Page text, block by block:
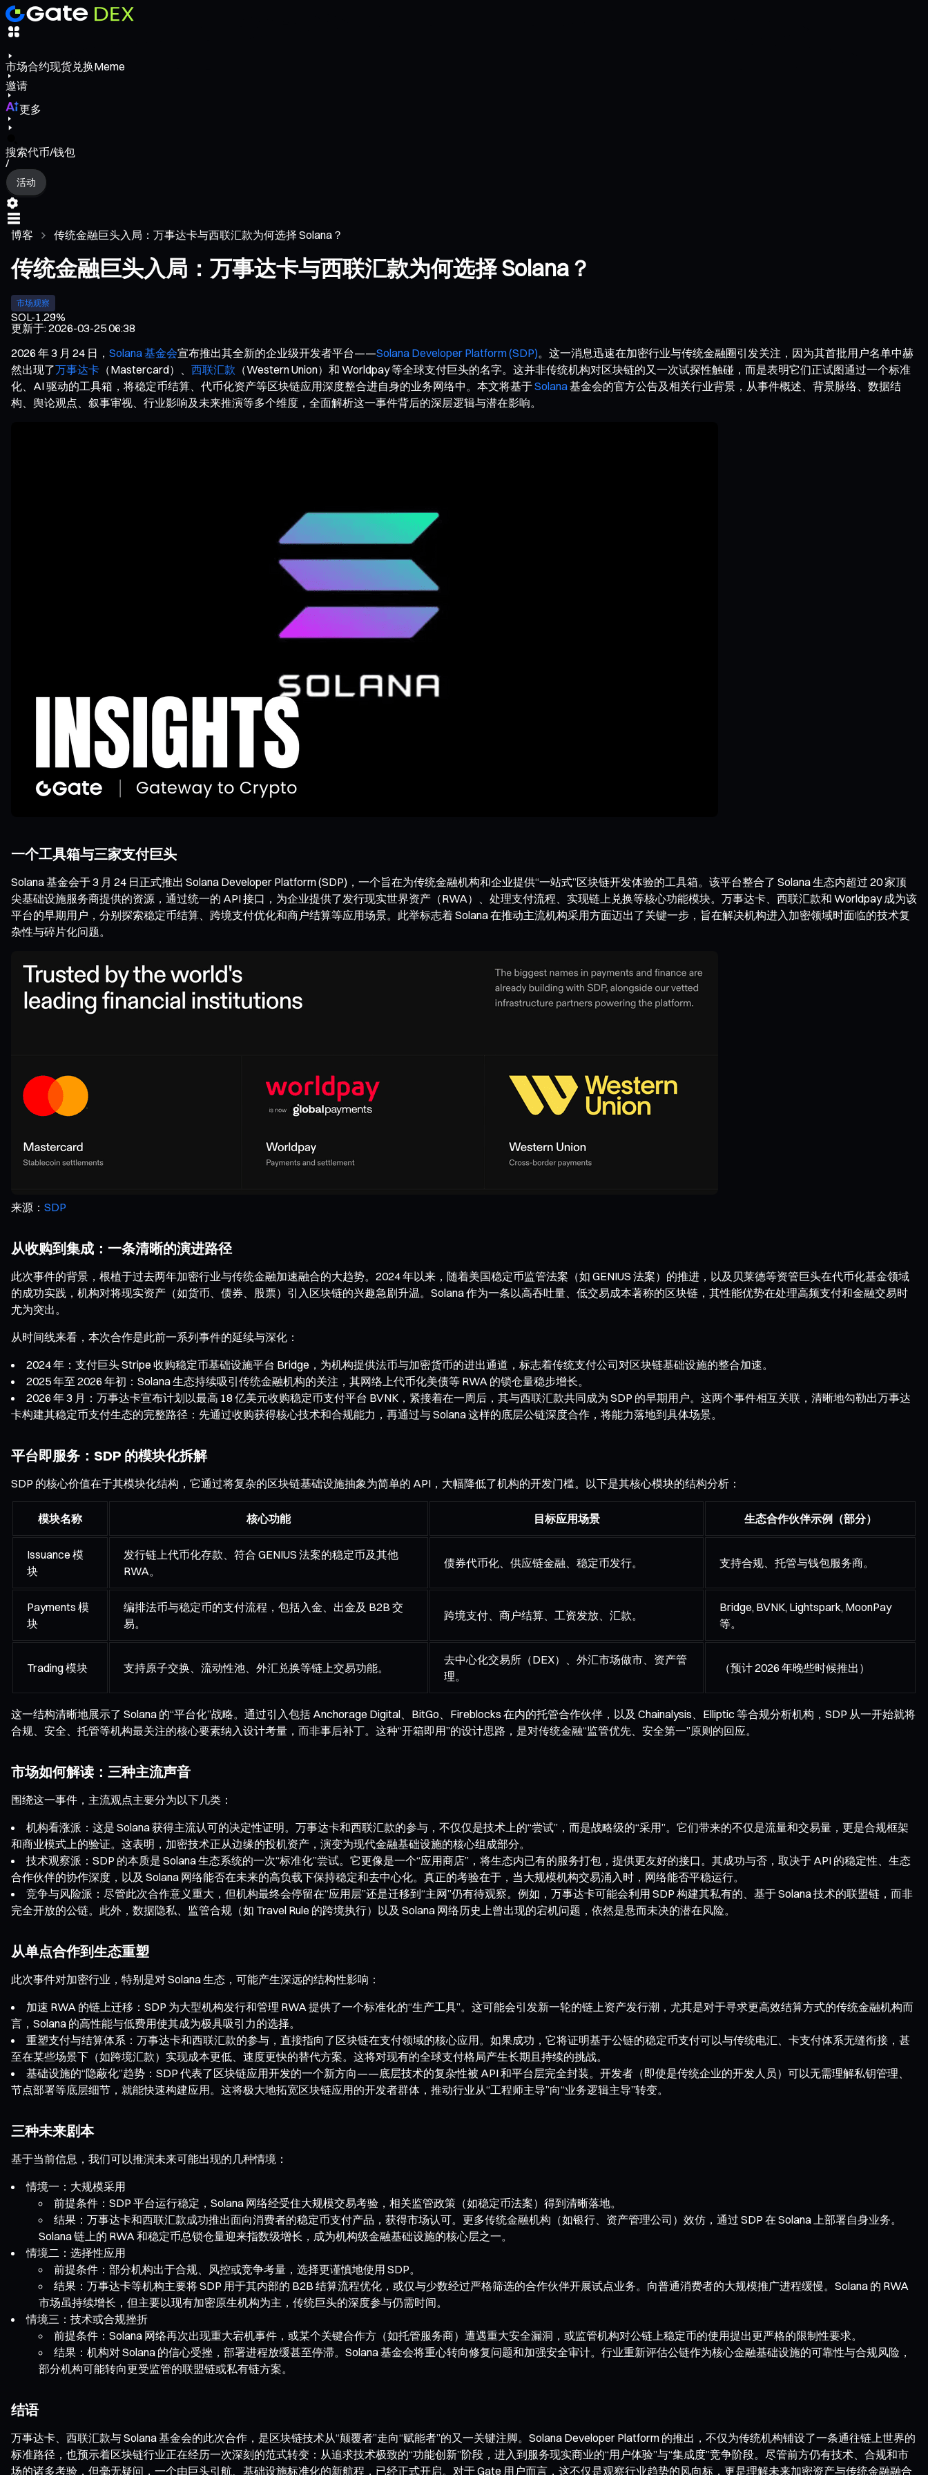
市场合约现货兑换Meme
邀请
更多
搜索代币/钱包
/
活动
博客 传统金融巨头入局：万事达卡与西联汇款为何选择 Solana？
传统金融巨头入局：万事达卡与西联汇款为何选择 Solana？
市场观察
SOL-1.29%
更新于:2026-03-25 06:38
2026 年 3 月 24 日， Solana 基金会宣布推出其全新的企业级开发者平台——Solana Developer Platform (SDP)。这一消息迅速在加密行业与传统金融圈引发关注，因为其首批用户名单中赫
然出现了万事达卡 （Mastercard）、 西联汇款 （Western Union）和 Worldpay 等全球支付巨头的名字。这并非传统机构对区块链的又一次试探性触碰，而是表明它们正试图通过一个标准
化、AI 驱动的工具箱，将稳定币结算、代币化资产等区块链应用深度整合进自身的业务网络中。本文将基于Solana基金会的官方公告及相关行业背景，从事件概述、背景脉络、数据结
构、舆论观点、叙事审视、行业影响及未来推演等多个维度，全面解析这一事件背后的深层逻辑与潜在影响。
一个工具箱与三家支付巨头
Solana 基金会于 3 月 24 日正式推出 Solana Developer Platform (SDP)，一个旨在为传统金融机构和企业提供“一站式”区块链开发体验的工具箱。该平台整合了 Solana 生态内超过 20 家顶
尖基础设施服务商提供的资源，通过统一的 API 接口，为企业提供了发行现实世界资产（RWA）、处理支付流程、实现链上兑换等核心功能模块。万事达卡、西联汇款和 Worldpay 成为该
平台的早期用户，分别探索稳定币结算、跨境支付优化和商户结算等应用场景。此举标志着 Solana 在推动主流机构采用方面迈出了关键一步，旨在解决机构进入加密领域时面临的技术复
杂性与碎片化问题。
来源： SDP
从收购到集成：一条清晰的演进路径
此次事件的背景，根植于过去两年加密行业与传统金融加速融合的大趋势。2024 年以来，随着美国稳定币监管法案（如 GENIUS 法案）的推进，以及贝莱德等资管巨头在代币化基金领域
的成功实践，机构对将现实资产（如货币、债券、股票）引入区块链的兴趣急剧升温。Solana 作为一条以高吞吐量、低交易成本著称的区块链，其性能优势在处理高频支付和金融交易时
尤为突出。
从时间线来看，本次合作是此前一系列事件的延续与深化：
2024 年：支付巨头 Stripe 收购稳定币基础设施平台 Bridge，为机构提供法币与加密货币的进出通道，标志着传统支付公司对区块链基础设施的整合加速。
2025 年至 2026 年初：Solana 生态持续吸引传统金融机构的关注，其网络上代币化美债等 RWA 的锁仓量稳步增长。
2026 年 3 月：万事达卡宣布计划以最高 18 亿美元收购稳定币支付平台 BVNK，紧接着在一周后，其与西联汇款共同成为 SDP 的早期用户。这两个事件相互关联，清晰地勾勒出万事达
卡构建其稳定币支付生态的完整路径：先通过收购获得核心技术和合规能力，再通过与 Solana 这样的底层公链深度合作，将能力落地到具体场景。
平台即服务：SDP 的模块化拆解
SDP 的核心价值在于其模块化结构，它通过将复杂的区块链基础设施抽象为简单的 API，大幅降低了机构的开发门槛。以下是其核心模块的结构分析：
模块名称 核心功能 目标应用场景 生态合作伙伴示例（部分）
Issuance 模
块
发行链上代币化存款、符合 GENIUS 法案的稳定币及其他
RWA。
债券代币化、供应链金融、稳定币发行。 支持合规、托管与钱包服务商。
Payments 模
块
编排法币与稳定币的支付流程，包括入金、出金及 B2B 交
易。
跨境支付、商户结算、工资发放、汇款。
Bridge, BVNK, Lightspark, MoonPay
等。
Trading 模块 支持原子交换、流动性池、外汇兑换等链上交易功能。
去中心化交易所（DEX）、外汇市场做市、资产管
理。
（预计 2026 年晚些时候推出）
这一结构清晰地展示了 Solana 的“平台化”战略。通过引入包括 Anchorage Digital、BitGo、Fireblocks 在内的托管合作伙伴，以及 Chainalysis、Elliptic 等合规分析机构，SDP 从一开始就将
合规、安全、托管等机构最关注的核心要素纳入设计考量，而非事后补丁。这种“开箱即用”的设计思路，是对传统金融“监管优先、安全第一”原则的回应。
市场如何解读：三种主流声音
围绕这一事件，主流观点主要分为以下几类：
机构看涨派：这是 Solana 获得主流认可的决定性证明。万事达卡和西联汇款的参与，不仅仅是技术上的“尝试”，而是战略级的“采用”。它们带来的不仅是流量和交易量，更是合规框架
和商业模式上的验证。这表明，加密技术正从边缘的投机资产，演变为现代金融基础设施的核心组成部分。
技术观察派：SDP 的本质是 Solana 生态系统的一次“标准化”尝试。它更像是一个“应用商店”，将生态内已有的服务打包，提供更友好的接口。其成功与否，取决于 API 的稳定性、生态
合作伙伴的协作深度，以及 Solana 网络能否在未来的高负载下保持稳定和去中心化。真正的考验在于，当大规模机构交易涌入时，网络能否平稳运行。
竞争与风险派：尽管此次合作意义重大，但机构最终会停留在“应用层”还是迁移到“主网”仍有待观察。例如，万事达卡可能会利用 SDP 构建其私有的、基于 Solana 技术的联盟链，而非
完全开放的公链。此外，数据隐私、监管合规（如 Travel Rule 的跨境执行）以及 Solana 网络历史上曾出现的宕机问题，依然是悬而未决的潜在风险。
从单点合作到生态重塑
此次事件对加密行业，特别是对 Solana 生态，可能产生深远的结构性影响：
加速 RWA 的链上迁移：SDP 为大型机构发行和管理 RWA 提供了一个标准化的“生产工具”。这可能会引发新一轮的链上资产发行潮，尤其是对于寻求更高效结算方式的传统金融机构而
言，Solana 的高性能与低费用使其成为极具吸引力的选择。
重塑支付与结算体系：万事达卡和西联汇款的参与，直接指向了区块链在支付领域的核心应用。如果成功，它将证明基于公链的稳定币支付可以与传统电汇、卡支付体系无缝衔接，甚
至在某些场景下（如跨境汇款）实现成本更低、速度更快的替代方案。这将对现有的全球支付格局产生长期且持续的挑战。
基础设施的“隐蔽化”趋势：SDP 代表了区块链应用开发的一个新方向——底层技术的复杂性被 API 和平台层完全封装。开发者（即使是传统企业的开发人员）可以无需理解私钥管理、
节点部署等底层细节，就能快速构建应用。这将极大地拓宽区块链应用的开发者群体，推动行业从“工程师主导”向“业务逻辑主导”转变。
三种未来剧本
基于当前信息，我们可以推演未来可能出现的几种情境：
情境一：大规模采用
前提条件：SDP 平台运行稳定，Solana 网络经受住大规模交易考验，相关监管政策（如稳定币法案）得到清晰落地。
结果：万事达卡和西联汇款成功推出面向消费者的稳定币支付产品，获得市场认可。更多传统金融机构（如银行、资产管理公司）效仿，通过 SDP 在 Solana 上部署自身业务。
Solana 链上的 RWA 和稳定币总锁仓量迎来指数级增长，成为机构级金融基础设施的核心层之一。
情境二：选择性应用
前提条件：部分机构出于合规、风控或竞争考量，选择更谨慎地使用 SDP。
结果：万事达卡等机构主要将 SDP 用于其内部的 B2B 结算流程优化，或仅与少数经过严格筛选的合作伙伴开展试点业务。向普通消费者的大规模推广进程缓慢。Solana 的 RWA
市场虽持续增长，但主要以现有加密原生机构为主，传统巨头的深度参与仍需时间。
情境三：技术或合规挫折
前提条件：Solana 网络再次出现重大宕机事件，或某个关键合作方（如托管服务商）遭遇重大安全漏洞，或监管机构对公链上稳定币的使用提出更严格的限制性要求。
结果：机构对 Solana 的信心受挫，部署进程放缓甚至停滞。Solana 基金会将重心转向修复问题和加强安全审计。行业重新评估公链作为核心金融基础设施的可靠性与合规风险，
部分机构可能转向更受监管的联盟链或私有链方案。
结语
万事达卡、西联汇款与 Solana 基金会的此次合作，是区块链技术从“颠覆者”走向“赋能者”的又一关键注脚。Solana Developer Platform 的推出，不仅为传统机构铺设了一条通往链上世界的
标准路径，也预示着区块链行业正在经历一次深刻的范式转变：从追求技术极致的“功能创新”阶段，进入到服务现实商业的“用户体验”与“集成度”竞争阶段。尽管前方仍有技术、合规和市
场的诸多考验，但毫无疑问，一个由巨头引航、基础设施标准化的新航程，已经正式开启。对于 Gate 用户而言，这不仅是观察行业趋势的风向标，更是理解未来加密资产与传统金融融合